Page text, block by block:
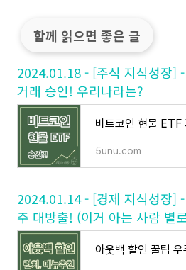
함께 읽으면 좋은 글
2024.01.18 - [주식 지식성장]
거래 승인! 우리나라는?
비트코인 현물 ETF
5unu.com
2024.01.14 - [경제 지식성장]
주 대방출! (이거 아는 사람 별